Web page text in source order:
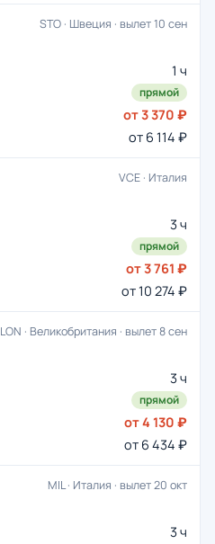
STO · Швеция · вылет 10 сен
1 ч
прямой
от 3 370 ₽
от 6 114 ₽
VCE · Италия
3 ч
прямой
от 3 761 ₽
от 10 274 ₽
LON · Великобритания · вылет 8 сен
3 ч
прямой
от 4 130 ₽
от 6 434 ₽
MIL · Италия · вылет 20 окт
3 ч